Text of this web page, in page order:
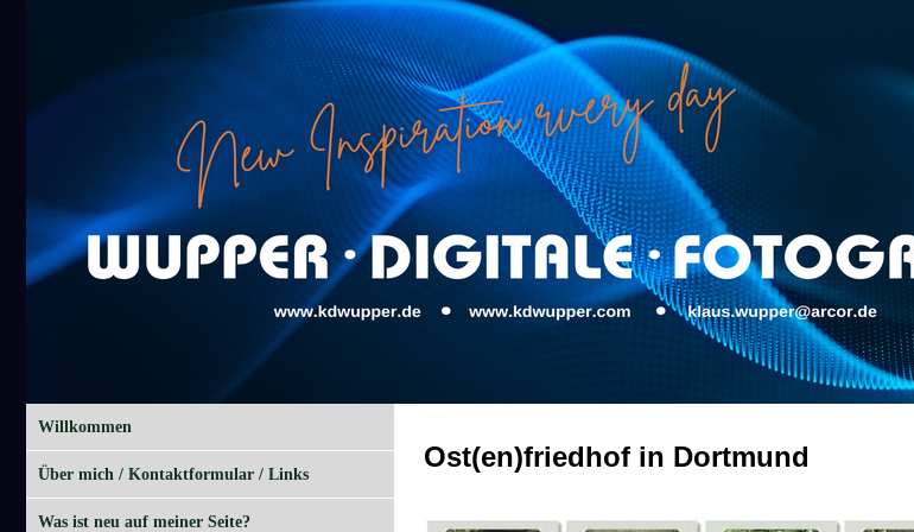
Willkommen
Über mich / Kontaktformular / Links
Was ist neu auf meiner Seite?
Ost(en)friedhof in Dortmund